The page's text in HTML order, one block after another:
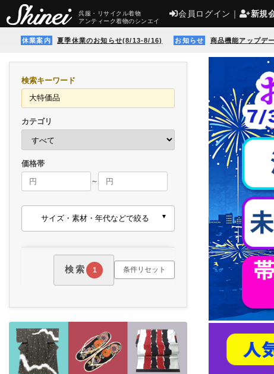
呉服・リサイクル着物
アンティーク着物のシンエイ
会員ログイン ｜ 新規
休業案内 夏季休業のお知らせ(8/13-8/16) お知らせ 商品機能アップデ
検索キーワード
カテゴリ
価格帯
～
サイズ・素材・年代などで絞る
検索 1 条件リセット